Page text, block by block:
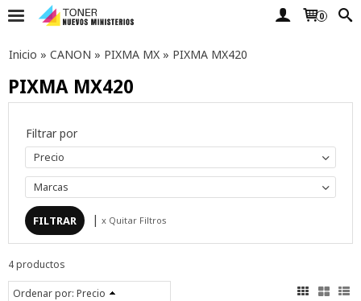
0
Inicio » CANON » PIXMA MX » PIXMA MX420
PIXMA MX420
Filtrar por
Precio
Marcas
| x Quitar Filtros
4 productos
Ordenar por: Precio